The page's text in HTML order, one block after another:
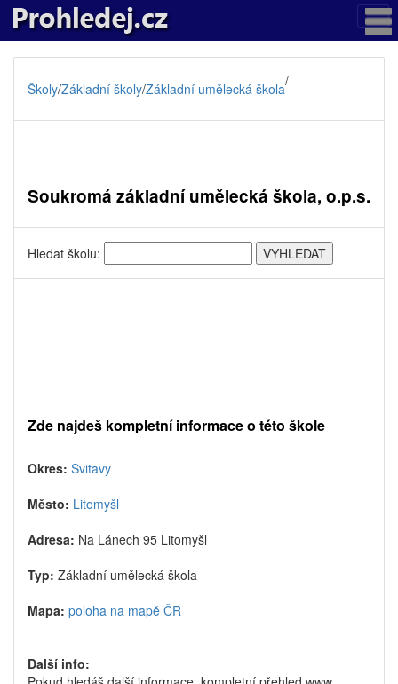
Školy/Základní školy/Základní umělecká škola/
Soukromá základní umělecká škola, o.p.s.
Hledat školu:
Zde najdeš kompletní informace o této škole
Okres: Svitavy
Město: Litomyšl
Adresa: Na Lánech 95 Litomyšl
Typ: Základní umělecká škola
Mapa: poloha na mapě ČR
Další info: